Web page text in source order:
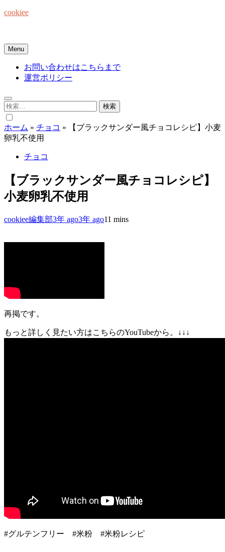
Skip
cookiee
Menu
お問い合わせはこちらまで
運営ポリシー
検
索:
ホーム » チョコ »
【ブラックサンダー風チョコレシピ】小麦
卵乳不使用
チョコ
【ブラックサンダー風チョコレシピ】
小麦卵乳不使用
cookiee編集部3年 ago3年 ago11 mins
再掲です。
もっと詳しく見たい方はこちらのYouTubeから。↓↓↓
#グルテンフリー #米粉 #米粉レシピ